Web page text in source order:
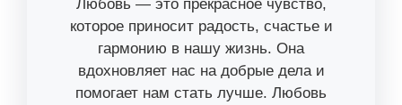
Любовь — это прекрасное чувство,
которое приносит радость, счастье и
гармонию в нашу жизнь. Она
вдохновляет нас на добрые дела и
помогает нам стать лучше. Любовь